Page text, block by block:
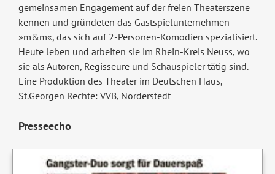
gemeinsamen Engagement auf der freien Theaterszene
kennen und gründeten das Gastspielunternehmen
»m&m«, das sich auf 2-Personen-Komödien spezialisiert.
Heute leben und arbeiten sie im Rhein-Kreis Neuss, wo
sie als Autoren, Regisseure und Schauspieler tätig sind.
Eine Produktion des Theater im Deutschen Haus,
St.Georgen Rechte: VVB, Norderstedt
Presseecho